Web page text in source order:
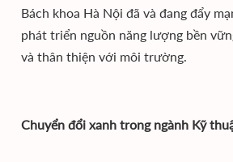
Bách khoa Hà Nội đã và đang đẩy
phát triển nguồn năng lượng bền
và thân thiện với môi trường.
Chuyển đổi xanh trong ngành Kỹ